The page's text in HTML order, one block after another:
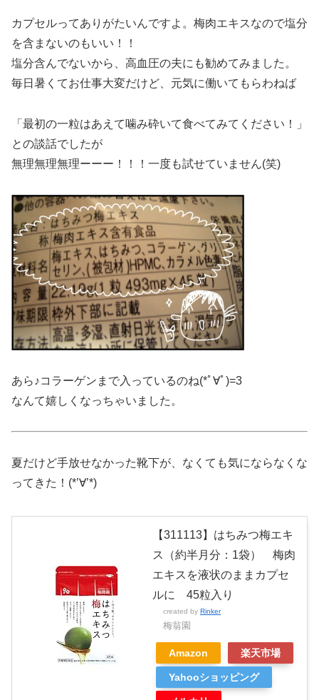
カプセルってありがたいんですよ。梅肉エキスなので塩分
を含まないのもいい！！
塩分含んでないから、高血圧の夫にも勧めてみました。
毎日暑くてお仕事大変だけど、元気に働いてもらわねば
「最初の一粒はあえて噛み砕いて食べてみてください！」
との談話でしたが
無理無理無理ーーー！！！一度も試せていません(笑)
あら♪コラーゲンまで入っているのね(*ﾟ∀ﾟ)=3
なんて嬉しくなっちゃいました。
夏だけど手放せなかった靴下が、なくても気にならなくな
ってきた！(*’∀’*)
【311113】はちみつ梅エキ
ス（約半月分：1袋） 梅肉
エキスを液状のままカプセ
ルに 45粒入り
created by Rinker
梅翁園
Amazon 楽天市場
Yahooショッピング